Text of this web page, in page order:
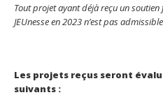
Tout projet ayant déjà reçu un soutien
JEUnesse en 2023 n’est pas
Les projets reçus seront
suivants :